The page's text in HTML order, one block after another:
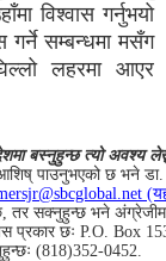
विश्वास गर्नुभयो
सम्बन्धमा मसँग
लहरमा आएर
बस्नुहुन्छ त्यो अवश्य
पाउनुभएको छ भने डा.
तर सक्नुहुन्छ भने
यस प्रकार छः P.O. Box
(818)352-0452.